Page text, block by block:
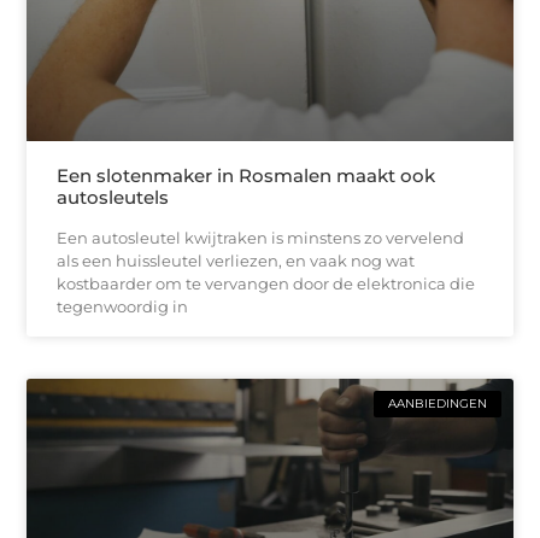
Een slotenmaker in Rosmalen maakt ook
autosleutels
Een autosleutel kwijtraken is minstens zo vervelend
als een huissleutel verliezen, en vaak nog wat
kostbaarder om te vervangen door de elektronica die
tegenwoordig in
AANBIEDINGEN